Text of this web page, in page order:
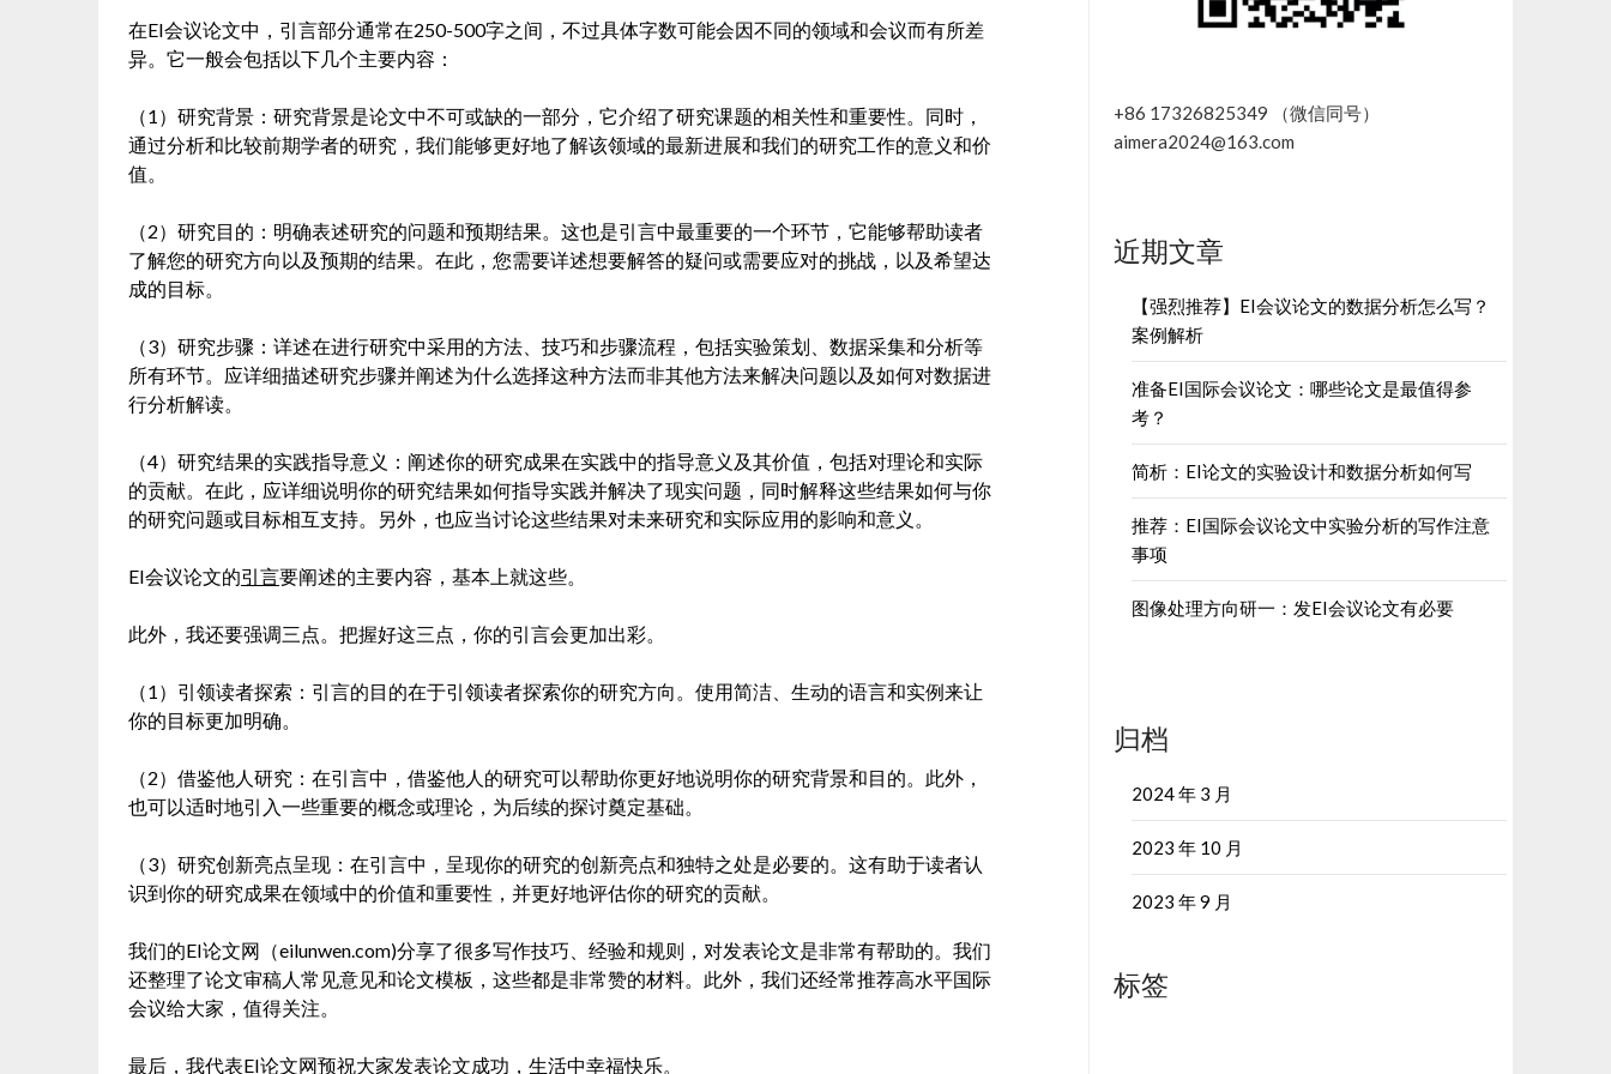
在EI会议论文中，引言部分通常在250-500字之间，不过具体字数可能会因不同的领域和会议而有所差
异。它一般会包括以下几个主要内容：
（1）研究背景：研究背景是论文中不可或缺的一部分，它介绍了研究课题的相关性和重要性。同时，
通过分析和比较前期学者的研究，我们能够更好地了解该领域的最新进展和我们的研究工作的意义和价
值。
（2）研究目的：明确表述研究的问题和预期结果。这也是引言中最重要的一个环节，它能够帮助读者
了解您的研究方向以及预期的结果。在此，您需要详述想要解答的疑问或需要应对的挑战，以及希望达
成的目标。
（3）研究步骤：详述在进行研究中采用的方法、技巧和步骤流程，包括实验策划、数据采集和分析等
所有环节。应详细描述研究步骤并阐述为什么选择这种方法而非其他方法来解决问题以及如何对数据进
行分析解读。
（4）研究结果的实践指导意义：阐述你的研究成果在实践中的指导意义及其价值，包括对理论和实际
的贡献。在此，应详细说明你的研究结果如何指导实践并解决了现实问题，同时解释这些结果如何与你
的研究问题或目标相互支持。另外，也应当讨论这些结果对未来研究和实际应用的影响和意义。
EI会议论文的引言要阐述的主要内容，基本上就这些。
此外，我还要强调三点。把握好这三点，你的引言会更加出彩。
（1）引领读者探索：引言的目的在于引领读者探索你的研究方向。使用简洁、生动的语言和实例来让
你的目标更加明确。
（2）借鉴他人研究：在引言中，借鉴他人的研究可以帮助你更好地说明你的研究背景和目的。此外，
也可以适时地引入一些重要的概念或理论，为后续的探讨奠定基础。
（3）研究创新亮点呈现：在引言中，呈现你的研究的创新亮点和独特之处是必要的。这有助于读者认
识到你的研究成果在领域中的价值和重要性，并更好地评估你的研究的贡献。
我们的EI论文网（eilunwen.com)分享了很多写作技巧、经验和规则，对发表论文是非常有帮助的。我们
还整理了论文审稿人常见意见和论文模板，这些都是非常赞的材料。此外，我们还经常推荐高水平国际
会议给大家，值得关注。
最后，我代表EI论文网预祝大家发表论文成功，生活中幸福快乐。
+86 17326825349 （微信同号）
aimera2024@163.com
近期文章
【强烈推荐】EI会议论文的数据分析怎么写？
案例解析
准备EI国际会议论文：哪些论文是最值得参
考？
简析：EI论文的实验设计和数据分析如何写
推荐：EI国际会议论文中实验分析的写作注意
事项
图像处理方向研一：发EI会议论文有必要
归档
2024 年 3 月
2023 年 10 月
2023 年 9 月
标签